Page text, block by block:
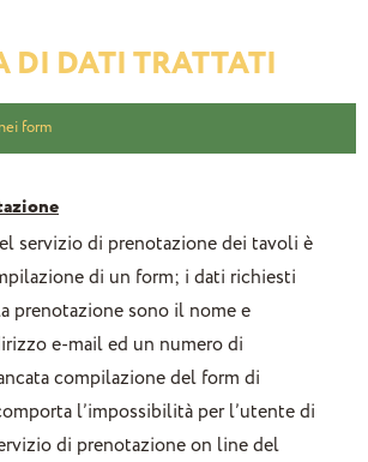
DI DATI TRATTATI
form
servizio di prenotazione dei tavoli è
di un form; i dati richiesti
prenotazione sono il nome e
e-mail ed un numero di
compilazione del form di
l’impossibilità per l’utente di
di prenotazione on line del